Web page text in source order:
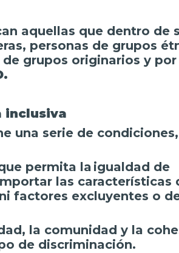
aquellas que dentro de
personas de grupos
grupos originarios y por
inclusiva
una serie de
permita la igualdad de
las características
factores excluyentes o
la comunidad y la
de discriminación.